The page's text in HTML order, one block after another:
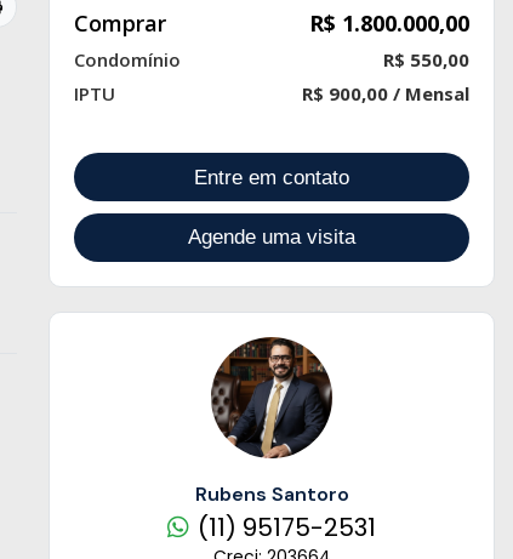
Comprar R$ 1.800.000,00
Condomínio
R$ 550,00
IPTU
R$ 900,00 / Mensal
Entre em contato
Agende uma visita
Rubens Santoro
(11) 95175-2531